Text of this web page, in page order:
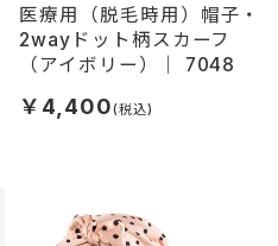
医療用（脱毛時用）帽子・
2wayドット柄スカーフ
（アイボリー）｜ 7048
￥4,400